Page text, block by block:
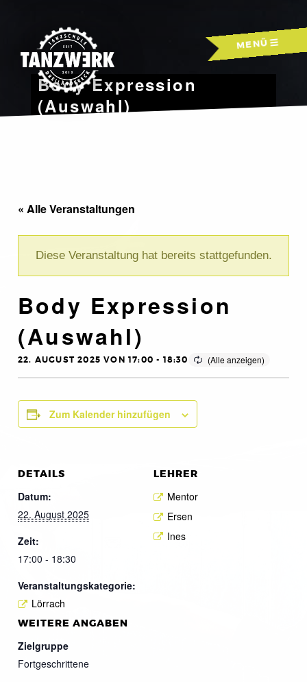
MENÜ
Body Expression
(Auswahl)
« Alle Veranstaltungen
Diese Veranstaltung hat bereits stattgefunden.
Body Expression
(Auswahl)
22. AUGUST 2025 VON 17:00 - 18:30
Zum Kalender hinzufügen
DETAILS
Datum:
22. August 2025
Zeit:
17:00 - 18:30
Veranstaltungskategorie:
Lörrach
LEHRER
Mentor
Ersen
Ines
WEITERE ANGABEN
Zielgruppe
Fortgeschrittene